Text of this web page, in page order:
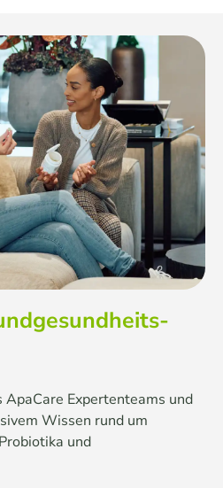
Expertenteams und
Wissen rund um
und